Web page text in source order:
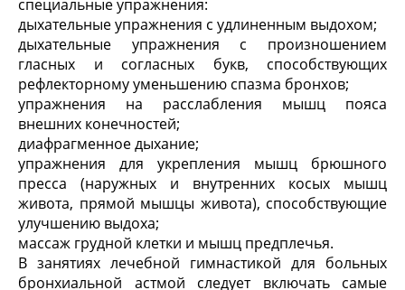
специальные упражнения:
дыхательные упражнения с удлиненным выдохом;
дыхательные упражнения с произношением
гласных и согласных букв, способствующих
рефлекторному уменьшению спазма бронхов;
упражнения на расслабления мышц пояса
внешних конечностей;
диафрагменное дыхание;
упражнения для укрепления мышц брюшного
пресса (наружных и внутренних косых мышц
живота, прямой мышцы живота), способствующие
улучшению выдоха;
массаж грудной клетки и мышц предплечья.
В занятиях лечебной гимнастикой для больных
бронхиальной астмой следует включать самые